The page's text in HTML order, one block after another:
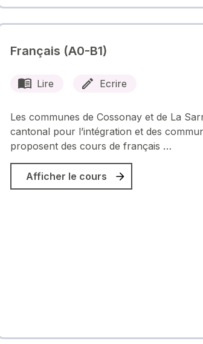
Français (A0-B1)
Lire Ecrire
Les communes de Cossonay et de La
cantonal pour l’intégration et des
proposent des cours de français …
Afficher le cours